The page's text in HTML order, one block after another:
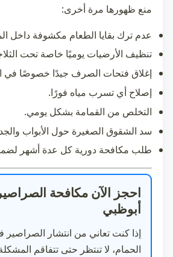
منع ظهورها مرة أخرى:
عدم ترك بقايا الطعام مكشوفة داخل
تنظيف الأرضيات يوميًا خاصة تحت
إغلاق فتحات الصرف جيدًا خصوصًا في
إصلاح أي تسرب مياه فورًا.
التخلص من القمامة بشكل يومي.
سد الشقوق الصغيرة حول الأبواب
طلب مكافحة دورية كل عدة أشهر
احجز الآن مكافحة
أبوظبي
إذا كنت تعاني من انتشار الصراصير
الحمام، لا تنتظر حتى تتفاقم